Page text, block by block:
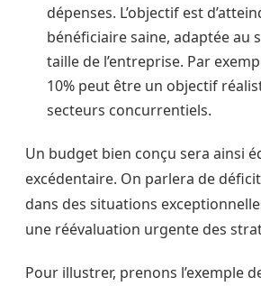
dépenses. L’objectif est
bénéficiaire saine, adaptée au
taille de l’entreprise. Par
10% peut être un objectif
secteurs concurrentiels.
Un budget bien conçu sera ainsi
excédentaire. On parlera de
dans des situations
une réévaluation urgente des
Pour illustrer, prenons l’exemple